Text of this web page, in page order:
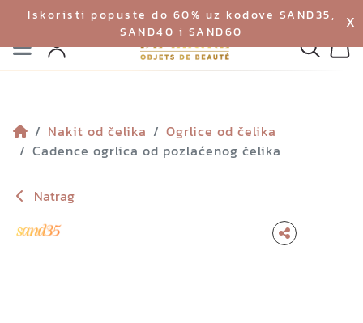
Iskoristi popuste do 60% uz kodove SAND35,
SAND40 i SAND60
X
Izbornik
Profil
Nakit od čelika
Ogrlice od čelika
Cadence ogrlica od pozlaćenog čelika
Natrag